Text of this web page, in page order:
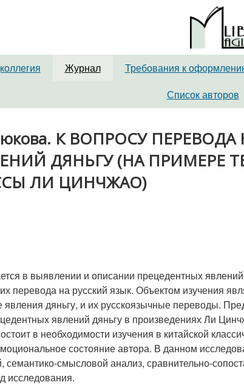
Журнал Требования к
Список авторов
К ВОПРОСУ
ДЯНЬГУ (НА ПРИМЕРЕ
ЛИ ЦИНЧЖАО)
в выявлении и описании прецедентных явлений
перевода на русский язык. Объектом изучения
явления дяньгу, и их русскоязычные переводы.
явлений дяньгу в произведениях Ли
в необходимости изучения в китайской
состояние автора. В данном
смысловой анализ, сравнительно-
исследования.